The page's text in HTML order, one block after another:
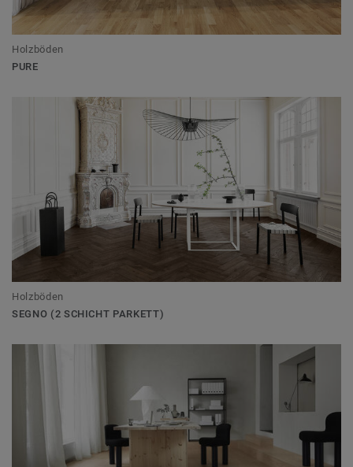
Holzböden
PURE
Holzböden
SEGNO (2 SCHICHT PARKETT)